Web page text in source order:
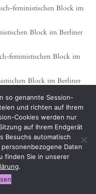
feministischen Block im
Block im Berliner
feministischen Block im
Block im Berliner
feministischen Block im
feministischen Block
so genannte Session-
und richten auf Ihrem
Cookies werden nur
auf Ihrem Endgerät
Besuchs automatisch
Daten
finden Sie in unserer
.